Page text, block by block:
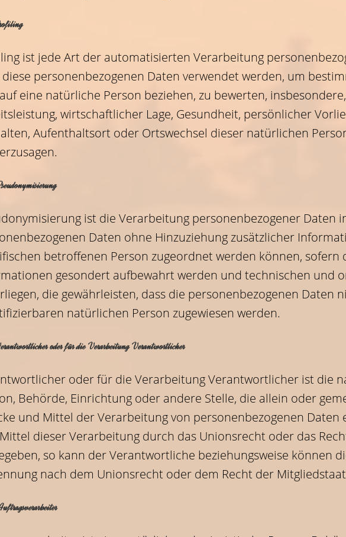
ist jede Art der automatisierten Verarbeitung
diese personenbezogenen Daten verwendet werden, um
eine natürliche Person beziehen, zu bewerten,
wirtschaftlicher Lage, Gesundheit, persönlicher
Aufenthaltsort oder Ortswechsel dieser natürlichen
ist die Verarbeitung personenbezogener Daten
Daten ohne Hinzuziehung zusätzlicher
betroffenen Person zugeordnet werden können, sofern
gesondert aufbewahrt werden und technischen und
die gewährleisten, dass die personenbezogenen Daten
natürlichen Person zugewiesen werden.
oder für die Verarbeitung Verantwortlicher
oder für die Verarbeitung Verantwortlicher ist die
Behörde, Einrichtung oder andere Stelle, die allein oder
und Mittel der Verarbeitung von personenbezogenen Daten
dieser Verarbeitung durch das Unionsrecht oder das
so kann der Verantwortliche beziehungsweise können
nach dem Unionsrecht oder dem Recht der